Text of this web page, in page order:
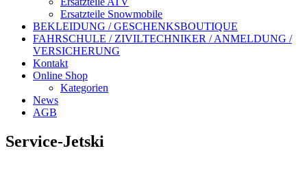
Ersatzteile Snowmobile
BEKLEIDUNG / GESCHENKSBOUTIQUE
FAHRSCHULE / ZIVILTECHNIKER / ANMELDUNG /
VERSICHERUNG
Kontakt
Online Shop
Kategorien
News
AGB
Service-Jetski